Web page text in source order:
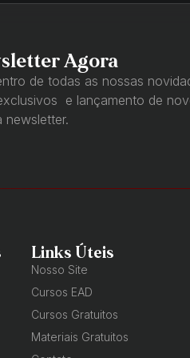
Agora
de todas as nossas
e lançamento de
newsletter.
Links Úteis
Nosso Site
Cursos EAD
Cursos Gratuitos
Materiais Gratuitos